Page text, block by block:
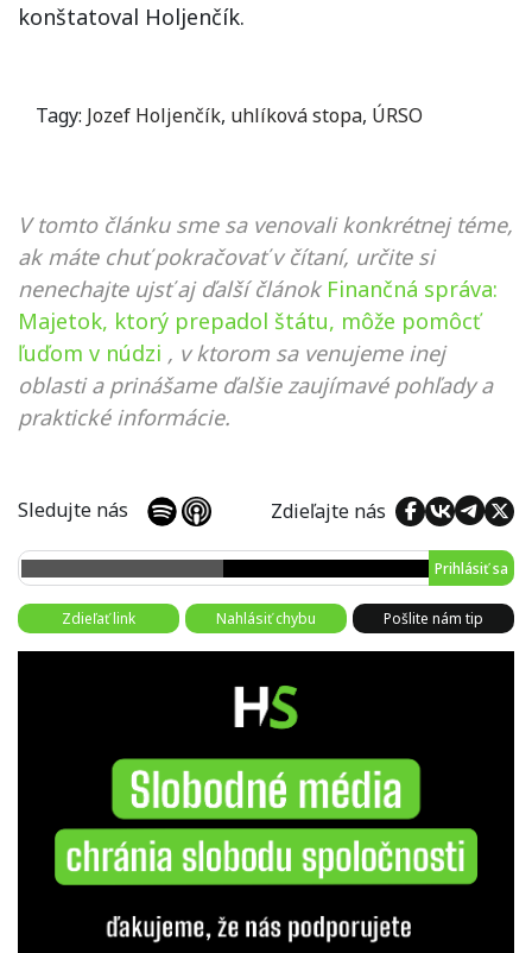
konštatoval Holjenčík.
Tagy: Jozef Holjenčík, uhlíková stopa, ÚRSO
V tomto článku sme sa venovali konkrétnej téme,
ak máte chuť pokračovať v čítaní, určite si
nenechajte ujsť aj ďalší článok Finančná správa:
Majetok, ktorý prepadol štátu, môže pomôcť
ľuďom v núdzi , v ktorom sa venujeme inej
oblasti a prinášame ďalšie zaujímavé pohľady a
praktické informácie.
Sledujte nás Zdieľajte nás
Prihlásiť sa
Zdieľať link Nahlásiť chybu Pošlite nám tip